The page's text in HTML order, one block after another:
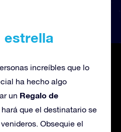
estrella
increíbles que lo
ha hecho algo
un Regalo de
hará que el destinatario se
Obsequie el